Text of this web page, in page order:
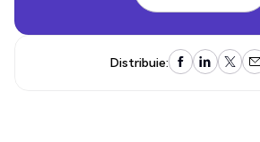
Contactați-ne
Distribuie: